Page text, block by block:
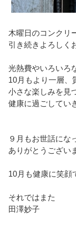
木曜日のコンクリ
引き続きよろしく
光熱費やいろいろ
10月もより一層、
小さな楽しみを見
健康に過ごしてい
９月もお世話にな
ありがとうござい
10月も健康に笑顔
それではまた
田澤妙子